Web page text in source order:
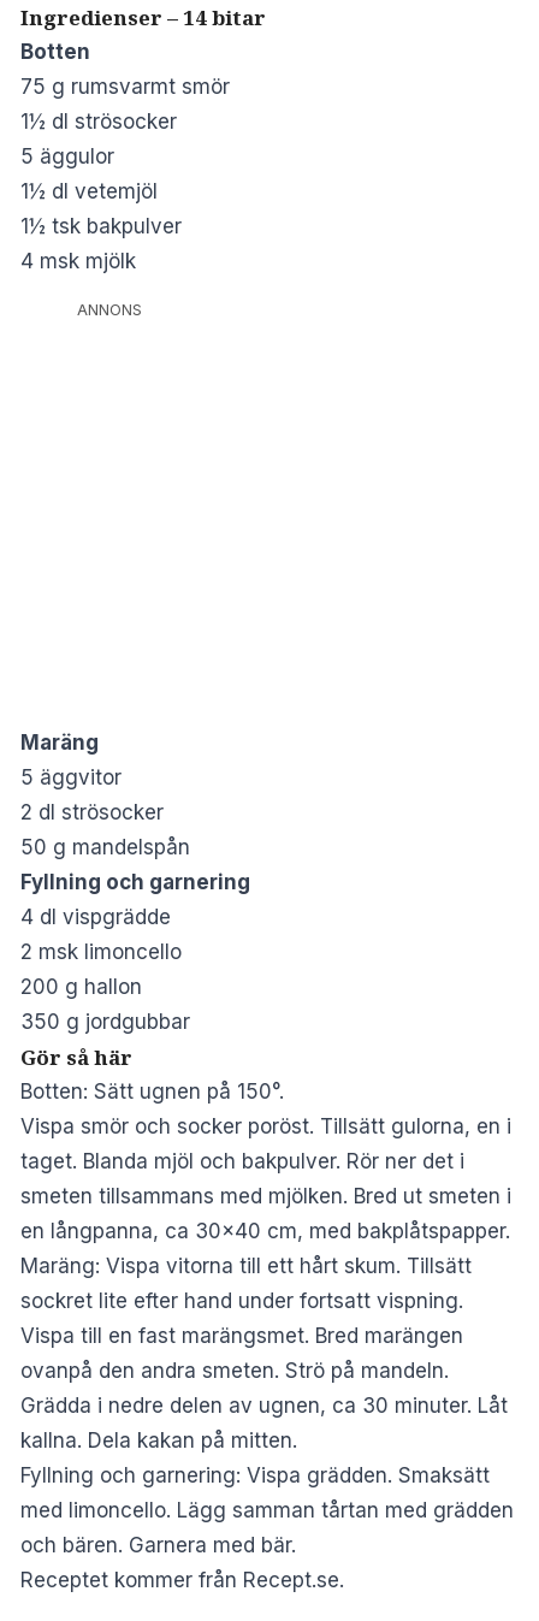
Ingredienser – 14 bitar
Botten
75 g rumsvarmt smör
1½ dl strösocker
5 äggulor
1½ dl vetemjöl
1½ tsk bakpulver
4 msk mjölk
ANNONS
Maräng
5 äggvitor
2 dl strösocker
50 g mandelspån
Fyllning och garnering
4 dl vispgrädde
2 msk limoncello
200 g hallon
350 g jordgubbar
Gör så här
Botten: Sätt ugnen på 150°.
Vispa smör och socker poröst. Tillsätt gulorna, en i
taget. Blanda mjöl och bakpulver. Rör ner det i
smeten tillsammans med mjölken. Bred ut smeten i
en långpanna, ca 30×40 cm, med bakplåtspapper.
Maräng: Vispa vitorna till ett hårt skum. Tillsätt
sockret lite efter hand under fortsatt vispning.
Vispa till en fast marängsmet. Bred marängen
ovanpå den andra smeten. Strö på mandeln.
Grädda i nedre delen av ugnen, ca 30 minuter. Låt
kallna. Dela kakan på mitten.
Fyllning och garnering: Vispa grädden. Smaksätt
med limoncello. Lägg samman tårtan med grädden
och bären. Garnera med bär.
Receptet kommer från Recept.se.